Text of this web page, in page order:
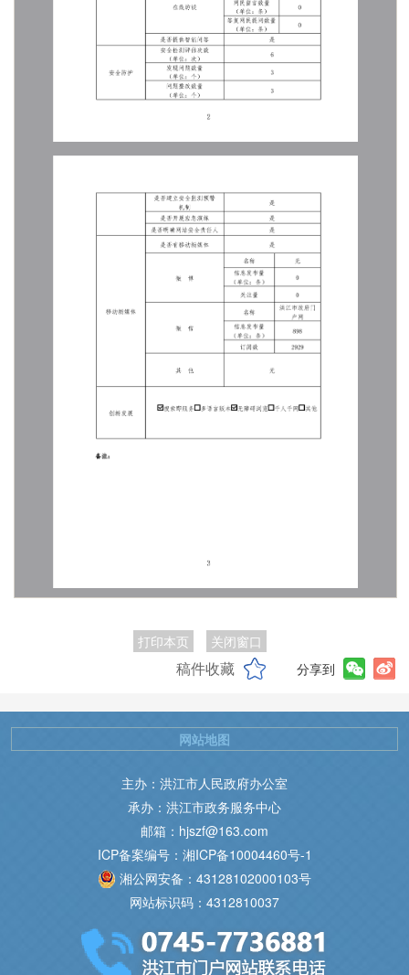
打印本页 关闭窗口
稿件收藏 分享到
主办：洪江市人民政府办公室
承办：洪江市政务服务中心
邮箱：hjszf@163.com
ICP备案编号：湘ICP备10004460号-1
湘公网安备：43128102000103号
网站标识码：4312810037
网站地图